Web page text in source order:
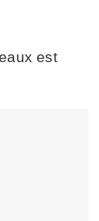
est